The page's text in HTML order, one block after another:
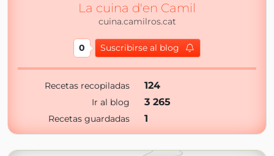
La cuina d'en Camil
cuina.camilros.cat
0 Suscribirse al blog
Recetas recopiladas 124
Ir al blog 3 265
Recetas guardadas 1